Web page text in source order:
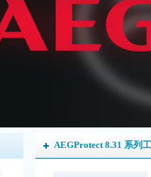
AEGProtect 8.31 系列